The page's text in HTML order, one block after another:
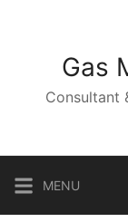
Gas
Consultant
MENU